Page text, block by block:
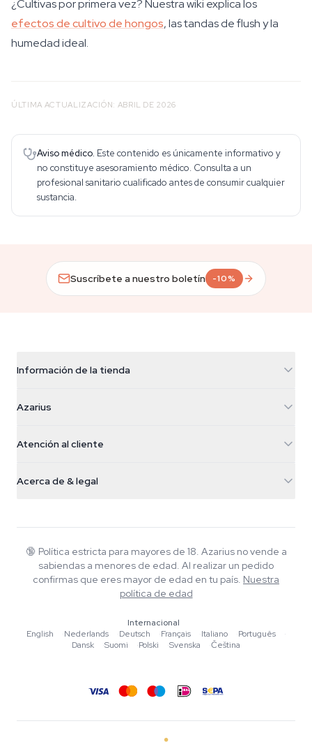
¿Cultivas por primera vez? Nuestra wiki explica los
efectos de cultivo de hongos, las tandas de flush y la
humedad ideal.
ÚLTIMA ACTUALIZACIÓN: ABRIL DE 2026
Aviso médico. Este contenido es únicamente informativo y
no constituye asesoramiento médico. Consulta a un
profesional sanitario cualificado antes de consumir cualquier
sustancia.
Suscríbete a nuestro boletín -10%
Información de la tienda
Galvaniweg 11
Nederland
+31(0)204897914
Azarius
Smokeshop
Atención al cliente
Política de devolución
Preguntas frecuentes
Política de privacidad
Acerca de & legal
Wiki
Blog
Música
Herramientas y Calculadoras
🔞 Política estricta para mayores de 18. Azarius no vende a
sabiendas a menores de edad. Al realizar un pedido
confirmas que eres mayor de edad en tu país. Nuestra
política de edad
Internacional
English
·Nederlands ·Deutsch ·Français ·Italiano ·Português
·
Dansk
·Suomi ·Polski ·Svenska ·Čeština